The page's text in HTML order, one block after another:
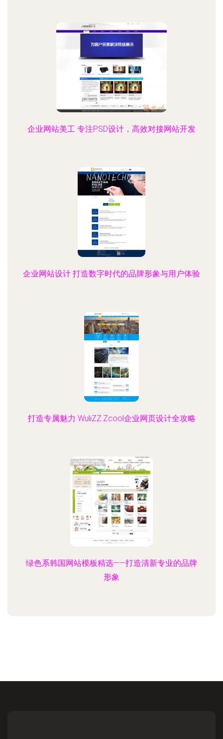
企业网站美工 专注PSD设计，高效对接网站开发
企业网站设计 打造数字时代的品牌形象与用户体验
打造专属魅力 WuliZZ.Zcool企业网页设计全攻略
绿色系韩国网站模板精选——打造清新专业的品牌
形象